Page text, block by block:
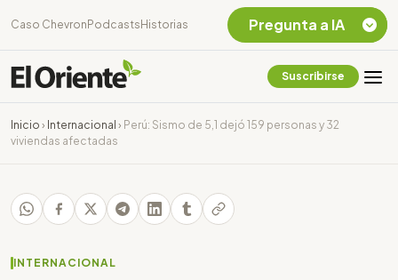
Caso Chevron Podcasts Historias
Suscribirse
Inicio › Internacional › Perú: Sismo de 5,1 dejó 159 personas y 32
viviendas afectadas
INTERNACIONAL
Pregunta a IA
Chevron Ecuador